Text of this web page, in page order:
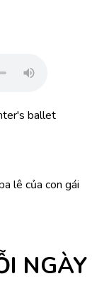
ballet
lê của con gái
NGÀY